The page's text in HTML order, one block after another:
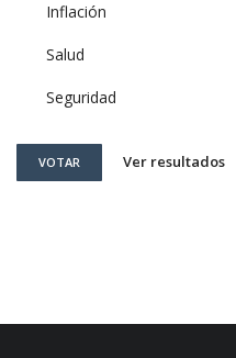
Inflación
Salud
Seguridad
VOTAR Ver resultados